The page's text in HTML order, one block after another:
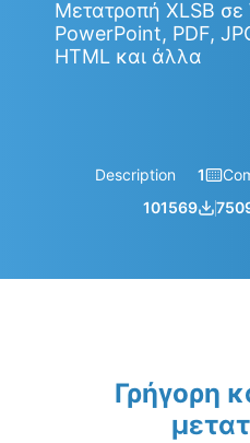
Μετατροπή XLSB σε
PowerPoint, PDF,
HTML και άλλα
Description 1
101569
Γρήγορη